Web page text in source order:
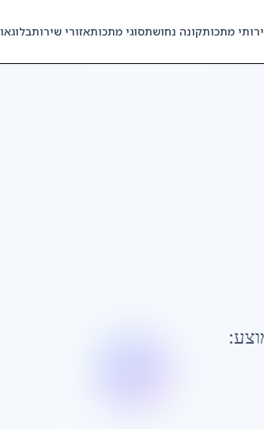
מתכותקונה נחושתסוגי מתכותאזורי שירותבלוג